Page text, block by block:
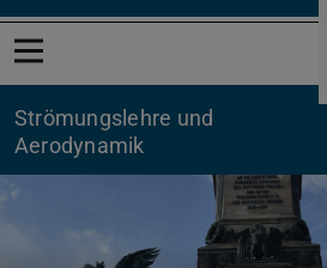
Menü öffnen
Strömungslehre und
Aerodynamik